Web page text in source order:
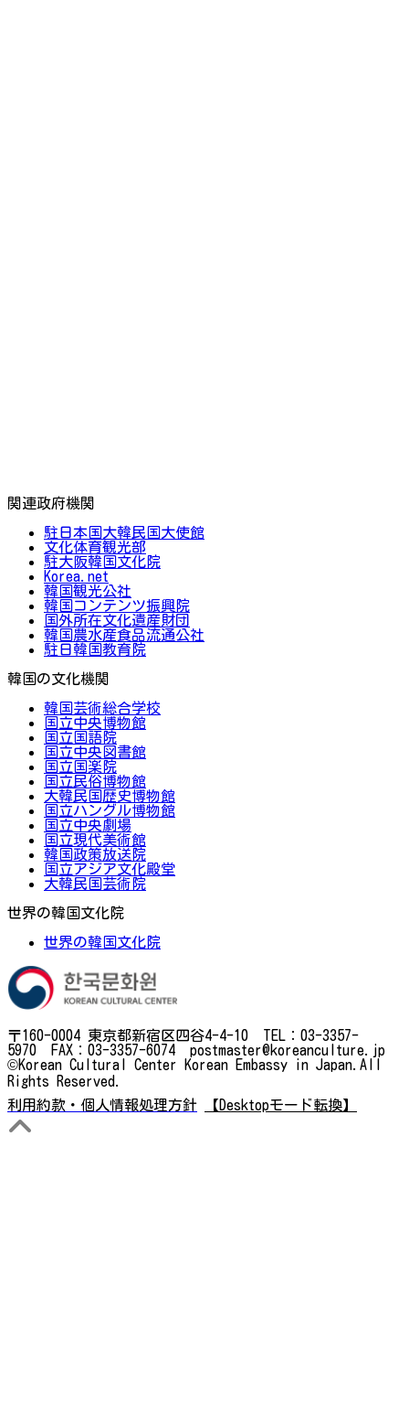
関連政府機関
駐日本国大韓民国大使館
文化体育観光部
駐大阪韓国文化院
Korea.net
韓国観光公社
韓国コンテンツ振興院
国外所在文化遺産財団
韓国農水産食品流通公社
駐日韓国教育院
韓国の文化機関
韓国芸術総合学校
国立中央博物館
国立国語院
国立中央図書館
国立国楽院
国立民俗博物館
大韓民国歴史博物館
国立ハングル博物館
国立中央劇場
国立現代美術館
韓国政策放送院
国立アジア文化殿堂
大韓民国芸術院
世界の韓国文化院
世界の韓国文化院
〒160-0004 東京都新宿区四谷4-4-10 TEL：03-3357-
5970 FAX：03-3357-6074 postmaster@koreanculture.jp
©Korean Cultural Center Korean Embassy in Japan.All
Rights Reserved.
利用約款・個人情報処理方針
【Desktopモード転換】